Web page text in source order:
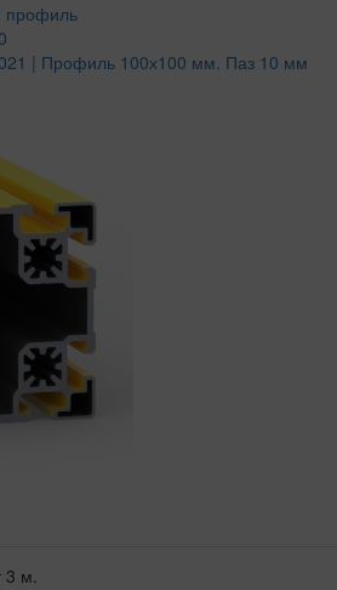
профиль
| Профиль 100х100 мм. Паз 10 мм
3 м.